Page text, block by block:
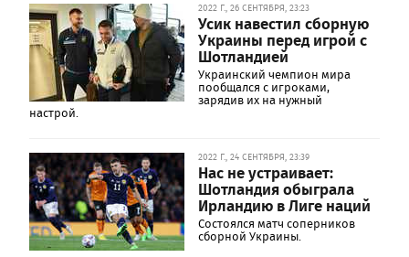
2022 Г., 26 СЕНТЯБРЯ, 23:23
Усик навестил сборную
Украины перед игрой с
Шотландией
Украинский чемпион мира
пообщался с игроками,
зарядив их на нужный
настрой.
2022 Г., 24 СЕНТЯБРЯ, 23:39
Нас не устраивает:
Шотландия обыграла
Ирландию в Лиге наций
Состоялся матч соперников
сборной Украины.